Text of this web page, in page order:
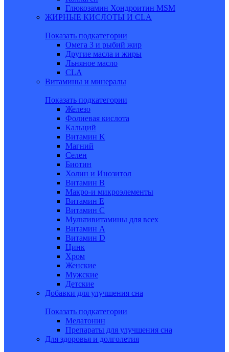
Глюкозамин Хондроитин MSM
ЖИРНЫЕ КИСЛОТЫ И CLA
Показать подкатегории
Омега 3 и рыбий жир
Другие масла и жиры
Льняное масло
CLA
Витамины и минералы
Показать подкатегории
Железо
Фолиевая кислота
Кальций
Витамин K
Магний
Селен
Биотин
Холин и Инозитол
Витамин B
Макро-и микроэлементы
Витамин Е
Витамин С
Мультивитамины для всех
Витамин A
Витамин D
Цинк
Хром
Женские
Мужские
Детские
Добавки для улучшения сна
Показать подкатегории
Мелатонин
Препараты для улучшения сна
Для здоровья и долголетия